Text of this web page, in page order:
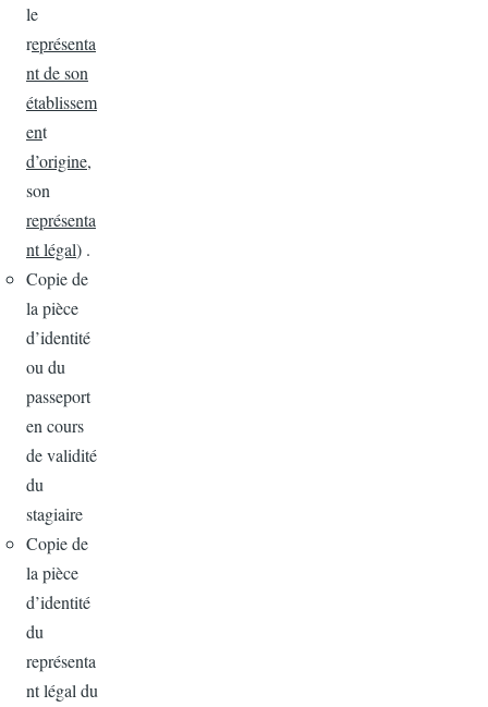
le
représenta
nt de son
établissem
ent
d’origine,
son
représenta
nt légal) .
Copie de
la pièce
d’identité
ou du
passeport
en cours
de validité
du
stagiaire
Copie de
la pièce
d’identité
du
représenta
nt légal du